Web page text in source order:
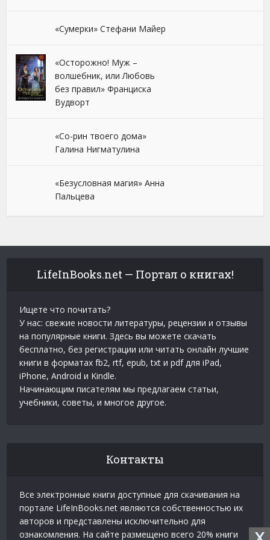
«Сумерки» Стефани Майер
«Осторожно! Муж –
волшебник, или Любовь
без правил» Франциска
Вудворт
«Со-рин твоего дома»
Галина Нигматулина
«Безусловная магия» Анна
Пальцева
LifeInBooks.net — Портал о книгах!
Ищете что почитать?
У нас: свежие новости литературы, рецензии и отзывы
на популярные книги. Здесь вы можете скачать
бесплатно, без регистрации или читать онлайн лучшие
книги в форматах fb2, rtf, epub, txt и pdf для iPad,
iPhone, Android и Kindle.
Начинающим писателям мы предлагаем статьи,
учебники, советы, и многое другое.
Контакты
Все электронные книги доступные для скачивания на
портале LifeInBooks.net являются собственностью их
авторов и представлены исключительно для
ознакомления. На сайте размещено всего 20% книги